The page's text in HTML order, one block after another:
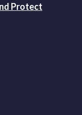
Protect